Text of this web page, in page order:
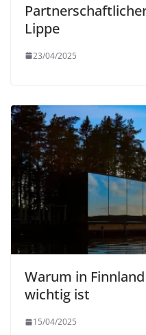
Lippe
23/04/2025
Warum in
wichtig ist
15/04/2025